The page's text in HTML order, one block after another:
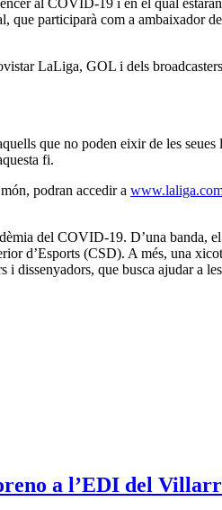
participarà com a ambaixador
LaLiga, GOL i dels
que no poden eixir de les
fi.
podran accedir a
del COVID-19. D’una banda,
d’Esports (CSD). A més, una
i dissenyadors, que busca ajudar a
a l’EDI del